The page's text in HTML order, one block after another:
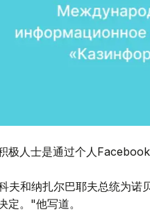
极人士是通过个人Facebook
夫和纳扎尔巴耶夫总统为诺
定。"他写道。